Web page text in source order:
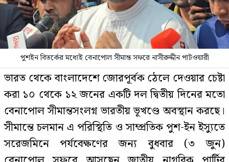
পুশইন বিতর্কের মধ্যেই বেনাপোল সীমান্ত সফরে নাসীরুদ্দীন পাটওয়ারী
ভারত থেকে বাংলাদেশে জোরপূর্বক ঠেলে দেওয়ার চেষ্টা
করা ১০ থেকে ১২ জনের একটি দল দ্বিতীয় দিনের মতো
বেনাপোল সীমান্তসংলগ্ন ভারতীয় ভূখণ্ডে অবস্থান করছে।
সীমান্তে চলমান এ পরিস্থিতি ও সাম্প্রতিক পুশ-ইন ইস্যুতে
সরেজমিনে পর্যবেক্ষণের জন্য বুধবার (৩ জুন)